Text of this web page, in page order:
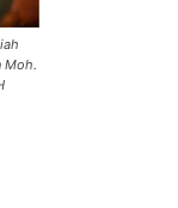
Moh.